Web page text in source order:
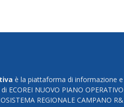
è la piattaforma di informazione
ECOREI NUOVO PIANO
REGIONALE